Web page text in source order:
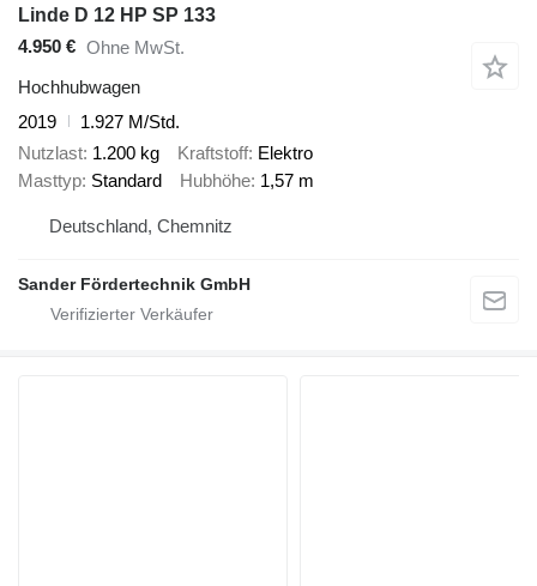
Linde D 12 HP SP 133
4.950 € Ohne MwSt.
Hochhubwagen
2019
1.927 M/Std.
Nutzlast 1.200 kg Kraftstoff Elektro
Masttyp Standard Hubhöhe 1,57 m
Deutschland, Chemnitz
Sander Fördertechnik GmbH